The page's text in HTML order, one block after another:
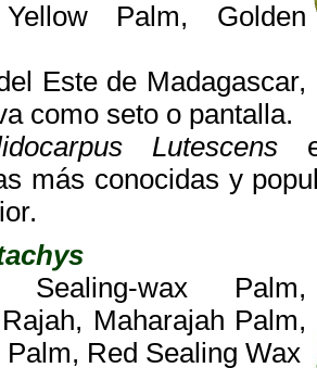
Palm, Golden
Este de Madagascar,
como seto o pantalla.
Lutescens
más conocidas y
Sealing-wax Palm,
Maharajah Palm,
Palm, Red Sealing Wax